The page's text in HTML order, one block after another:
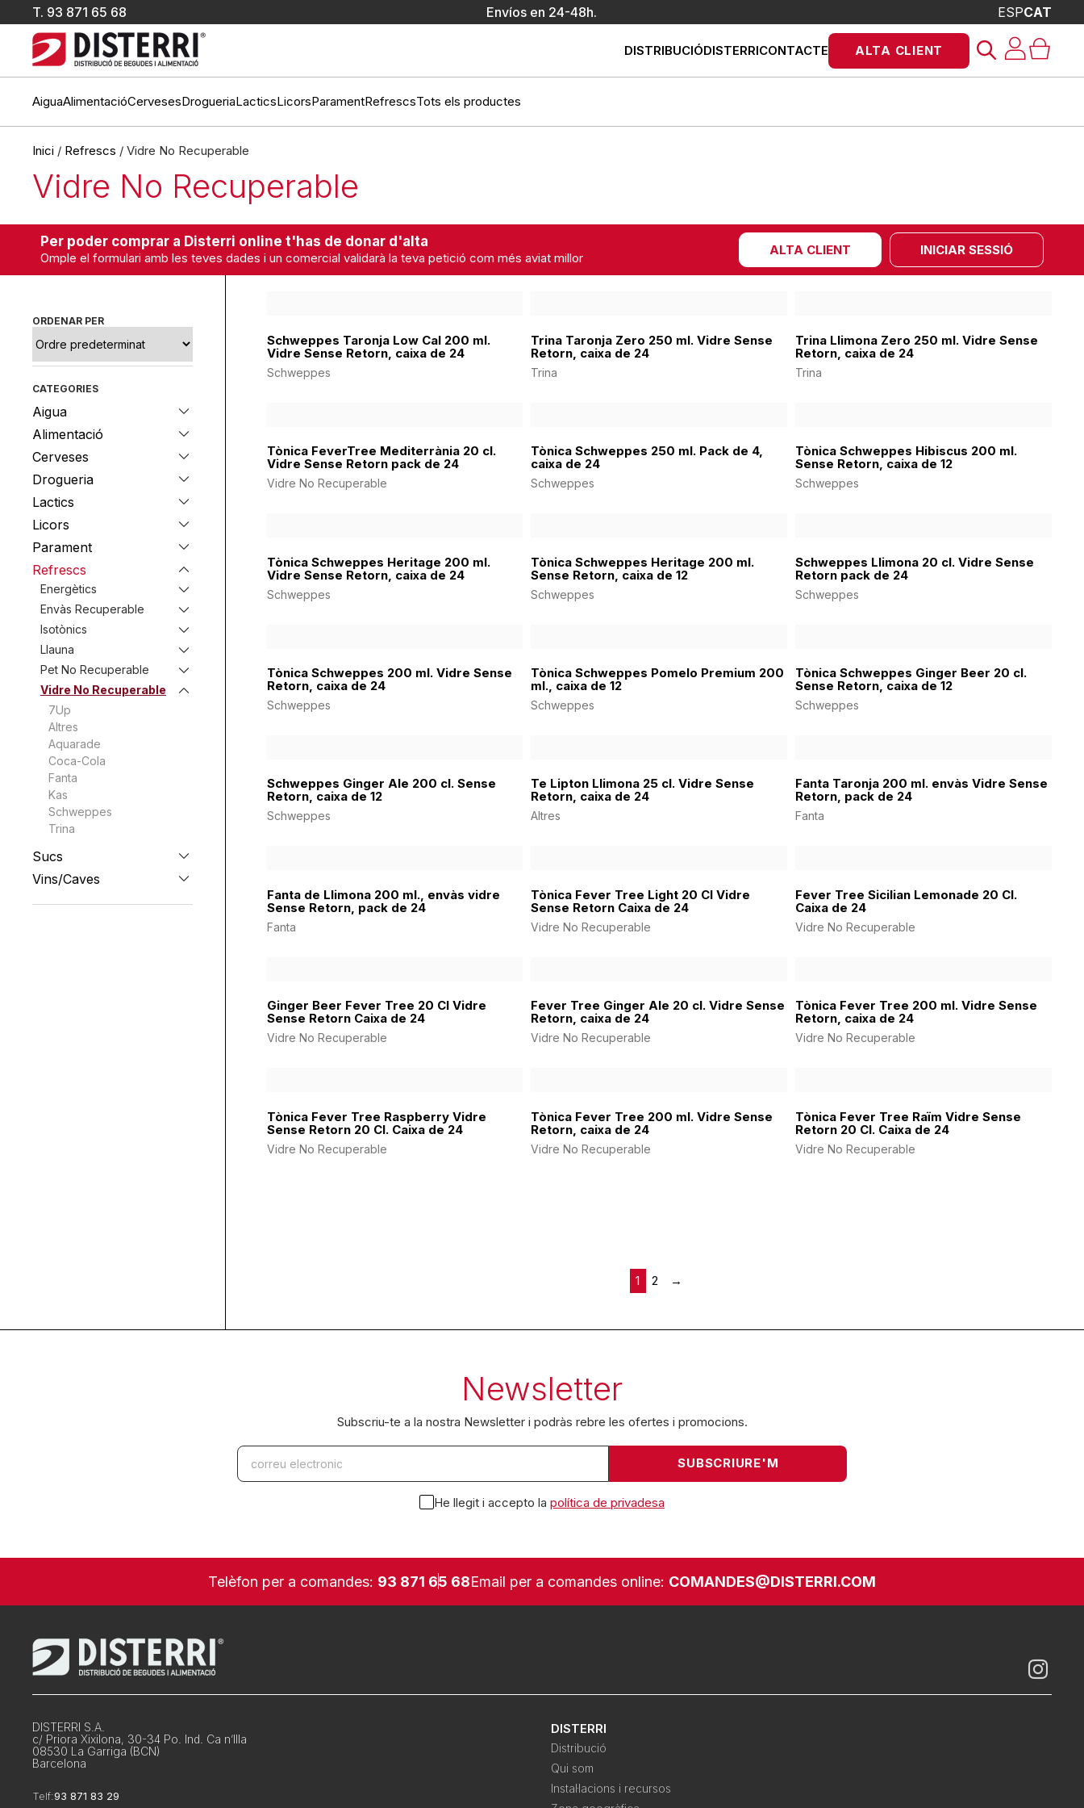
T. 93 871 65 68 Envíos en 24-48h. ESPCAT
DISTRIBUCIÓDISTERRICONTACTE
Products
search
ALTA CLIENT
AiguaAlimentacióCervesesDrogueriaLacticsLicorsParamentRefrescsTots els productes
Inici / Refrescs / Vidre No Recuperable
Vidre No Recuperable
Per poder comprar a Disterri online t'has de donar d'alta
Omple el formulari amb les teves dades i un comercial validarà la teva petició com més aviat millor
ALTA CLIENT INICIAR SESSIÓ
ORDENAR PER
CATEGORIES
Aigua
Alimentació
Cerveses
Drogueria
Lactics
Licors
Parament
Refrescs
Energètics
Envàs Recuperable
Isotònics
Llauna
Pet No Recuperable
Vidre No Recuperable
7Up
Altres
Aquarade
Coca-Cola
Fanta
Kas
Schweppes
Trina
Sucs
Vins/Caves
Schweppes Taronja Low Cal 200 ml.
Vidre Sense Retorn, caixa de 24
Schweppes
Trina Taronja Zero 250 ml. Vidre Sense
Retorn, caixa de 24
Trina
Trina Llimona Zero 250 ml. Vidre Sense
Retorn, caixa de 24
Trina
Tònica FeverTree Mediterrània 20 cl.
Vidre Sense Retorn pack de 24
Vidre No Recuperable
Tònica Schweppes 250 ml. Pack de 4,
caixa de 24
Schweppes
Tònica Schweppes Hibiscus 200 ml.
Sense Retorn, caixa de 12
Schweppes
Tònica Schweppes Heritage 200 ml.
Vidre Sense Retorn, caixa de 24
Schweppes
Tònica Schweppes Heritage 200 ml.
Sense Retorn, caixa de 12
Schweppes
Schweppes Llimona 20 cl. Vidre Sense
Retorn pack de 24
Schweppes
Tònica Schweppes 200 ml. Vidre Sense
Retorn, caixa de 24
Schweppes
Tònica Schweppes Pomelo Premium 200
ml., caixa de 12
Schweppes
Tònica Schweppes Ginger Beer 20 cl.
Sense Retorn, caixa de 12
Schweppes
Schweppes Ginger Ale 200 cl. Sense
Retorn, caixa de 12
Schweppes
Te Lipton Llimona 25 cl. Vidre Sense
Retorn, caixa de 24
Altres
Fanta Taronja 200 ml. envàs Vidre Sense
Retorn, pack de 24
Fanta
Fanta de Llimona 200 ml., envàs vidre
Sense Retorn, pack de 24
Fanta
Tònica Fever Tree Light 20 Cl Vidre
Sense Retorn Caixa de 24
Vidre No Recuperable
Fever Tree Sicilian Lemonade 20 Cl.
Caixa de 24
Vidre No Recuperable
Ginger Beer Fever Tree 20 Cl Vidre
Sense Retorn Caixa de 24
Vidre No Recuperable
Fever Tree Ginger Ale 20 cl. Vidre Sense
Retorn, caixa de 24
Vidre No Recuperable
Tònica Fever Tree 200 ml. Vidre Sense
Retorn, caixa de 24
Vidre No Recuperable
Tònica Fever Tree Raspberry Vidre
Sense Retorn 20 Cl. Caixa de 24
Vidre No Recuperable
Tònica Fever Tree 200 ml. Vidre Sense
Retorn, caixa de 24
Vidre No Recuperable
Tònica Fever Tree Raïm Vidre Sense
Retorn 20 Cl. Caixa de 24
Vidre No Recuperable
1 2 →
Newsletter
Subscriu-te a la nostra Newsletter i podràs rebre les ofertes i promocions.
He llegit i accepto la política de privadesa
Telèfon per a comandes: 93 871 65 68Email per a comandes online: COMANDES@DISTERRI.COM
DISTERRI S.A.
c/ Priora Xixilona, 30-34 Po. Ind. Ca n’Illa
08530 La Garriga (BCN)
Barcelona
Telf:93 871 83 29
DISTERRI
Distribució
Qui som
Instal·lacions i recursos